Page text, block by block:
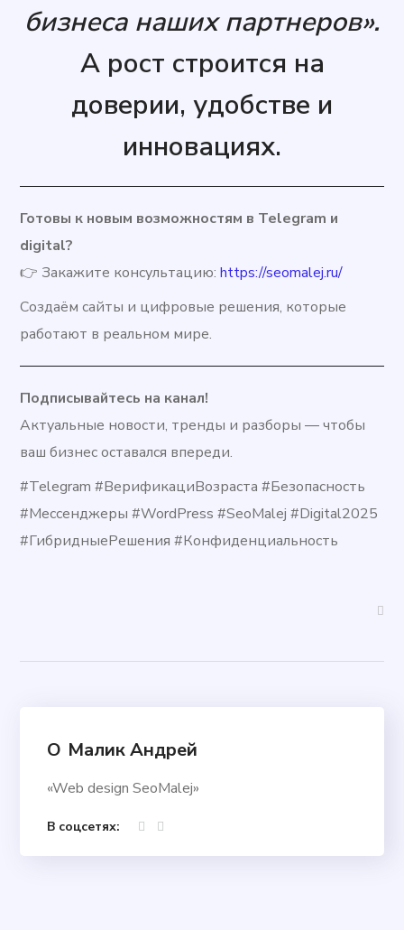
бизнеса наших партнеров».
А рост строится на
доверии, удобстве и
инновациях.
Готовы к новым возможностям в Telegram и
digital?
👉 Закажите консультацию:https://seomalej.ru/
Создаём сайты и цифровые решения, которые
работают в реальном мире.
Подписывайтесь на канал!
Актуальные новости, тренды и разборы — чтобы
ваш бизнес оставался впереди.
#Telegram #ВерификациВозраста #Безопасность
#Мессенджеры #WordPress #SeoMalej #Digital2025
#ГибридныеРешения #Конфиденциальность
О Малик Андрей
«Web design SeoMalej»
В соцсетях: